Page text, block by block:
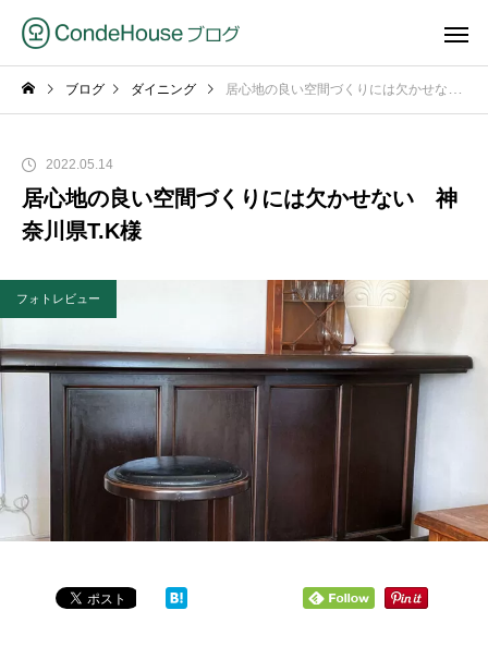
ブログ ダイニング 居心地の良い空間づくりには欠かせない 神奈川県T.K様
2022.05.14
居心地の良い空間づくりには欠かせない 神
奈川県T.K様
フォトレビュー